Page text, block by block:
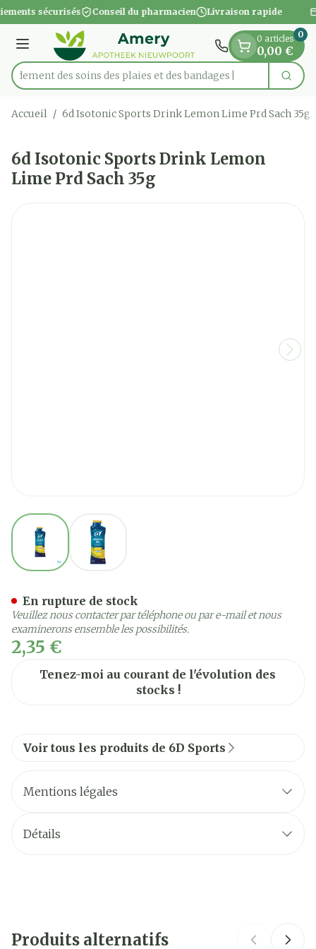
Aller au contenu
1 de 1
sécurisés Conseil du pharmacien Livraison rapide
Menu
Rechercherdes soins des plaies et des bandages
0 articles
0,00 €
0
Accueil / 6d Isotonic Sports Drink Lemon Lime Prd Sach 35g
6d Isotonic Sports Drink Lemon
Lime Prd Sach 35g
View larger imageView larger image
2,35 €
Tenez-moi au courant de l'évolution des
stocks !
En rupture de stock
Veuillez nous contacter par téléphone ou par e-mail et nous
examinerons ensemble les possibilités.
Voir tous les produits de 6D Sports
Mentions légales
Détails
Marques 6D Sports
Produits alternatifs